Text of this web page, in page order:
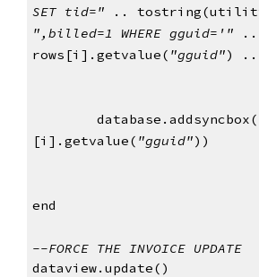
SET tid="
",billed=1
WHERE gguid='" ..
rows[i].getvalue( "gguid") ..
database.addsyncbox(
[i].getvalue( "gguid"))
end
--FORCE THE INVOICE UPDATE
dataview.update()